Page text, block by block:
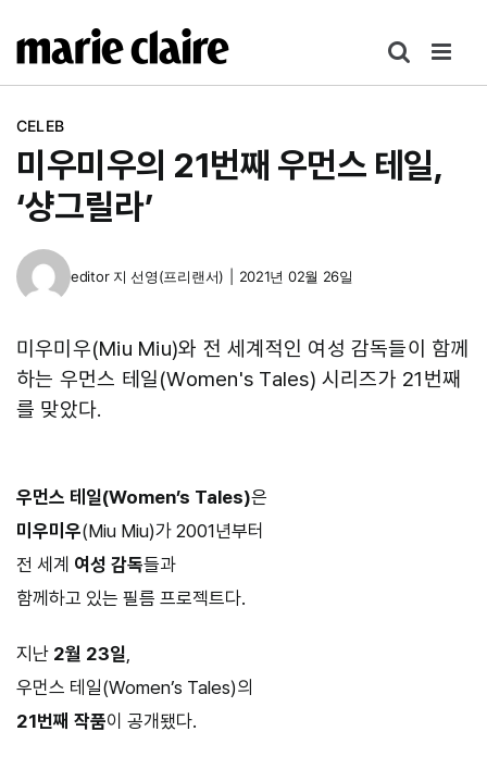
텐
건CELEB
미우미우의 21번째 우먼스 테일,
‘샹그릴라’
editor 지 선영(프리랜서) 2021년 02월 26일
미우미우(Miu Miu)와 전 세계적인 여성 감독들이 함께
하는 우먼스 테일(Women's Tales) 시리즈가 21번째
를 맞았다.
우먼스 테일(Women’s Tales)은
미우미우(Miu Miu)가 2001년부터
전 세계 여성 감독들과
함께하고 있는 필름 프로젝트다.
지난 2월 23일,
우먼스 테일(Women’s Tales)의
21번째 작품이 공개됐다.